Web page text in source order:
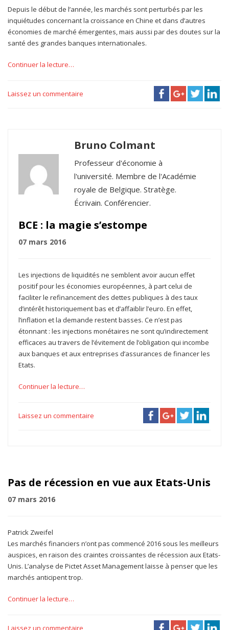
Depuis le début de l’année, les marchés sont perturbés par les
inquiétudes concernant la croissance en Chine et dans d’autres
économies de marché émergentes, mais aussi par des doutes sur la
santé des grandes banques internationales.
Continuer la lecture…
Laissez un commentaire
Bruno Colmant
Professeur d'économie à
l'université. Membre de l'Académie
royale de Belgique. Stratège.
Écrivain. Conférencier.
BCE : la magie s’estompe
07 mars 2016
Les injections de liquidités ne semblent avoir aucun effet
positif pour les économies européennes, à part celui de
faciliter le refinancement des dettes publiques à des taux
d’intérêt historiquement bas et d’affaiblir l’euro. En effet,
l’inflation et la demande restent basses. Ce n’est pas
étonnant : les injections monétaires ne sont qu’indirectement
efficaces au travers de l’évitement de l’obligation qui incombe
aux banques et aux entreprises d’assurances de financer les
Etats.
Continuer la lecture…
Laissez un commentaire
Pas de récession en vue aux Etats-Unis
07 mars 2016
Patrick Zweifel
Les marchés financiers n’ont pas commencé 2016 sous les meilleurs
auspices, en raison des craintes croissantes de récession aux Etats-
Unis. L’analyse de Pictet Asset Management laisse à penser que les
marchés anticipent trop.
Continuer la lecture…
Laissez un commentaire